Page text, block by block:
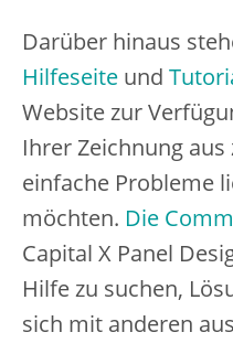
Darüber hinaus
Hilfeseite und
Website zur
Ihrer Zeichnung
einfache Probleme
möchten. Die
Capital X Panel
Hilfe zu suchen,
sich mit anderen